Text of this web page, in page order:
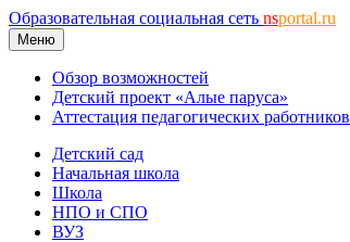
Образовательная социальная сеть nsportal.ru
Меню
Обзор возможностей
Детский проект «Алые паруса»
Аттестация педагогических работников
Детский сад
Начальная школа
Школа
НПО и СПО
ВУЗ